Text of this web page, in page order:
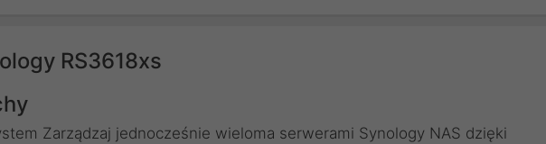
RS3618xs
Zarządzaj jednocześnie wieloma serwerami Synology NAS dzięki